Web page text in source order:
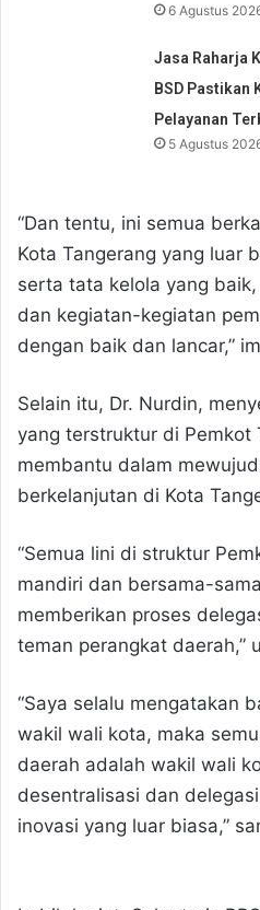
6 Agustus
Jasa Raharja
BSD Pastikan
Pelayanan
5 Agustus
“Dan tentu, ini semua
Kota Tangerang yang luar
serta tata kelola yang
dan kegiatan-kegiatan
dengan baik dan lancar,”
Selain itu, Dr. Nurdin,
yang terstruktur di Pemkot
membantu dalam
berkelanjutan di Kota
“Semua lini di struktur
mandiri dan bersama-
memberikan proses
teman perangkat daerah,”
“Saya selalu mengatakan
wakil wali kota, maka
daerah adalah wakil wali
desentralisasi dan
inovasi yang luar biasa,”